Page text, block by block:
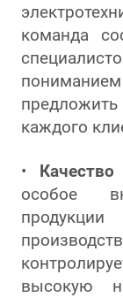
команда
каждого
•
особое
высокую